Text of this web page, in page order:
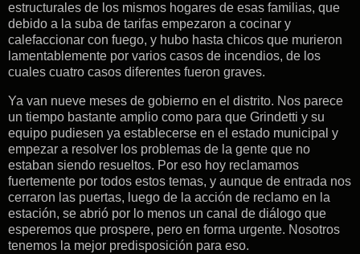
estructurales de los mismos hogares de esas familias, que
debido a la suba de tarifas empezaron a cocinar y
calefaccionar con fuego, y hubo hasta chicos que murieron
lamentablemente por varios casos de incendios, de los
cuales cuatro casos diferentes fueron graves.
Ya van nueve meses de gobierno en el distrito. Nos parece
un tiempo bastante amplio como para que Grindetti y su
equipo pudiesen ya establecerse en el estado municipal y
empezar a resolver los problemas de la gente que no
estaban siendo resueltos. Por eso hoy reclamamos
fuertemente por todos estos temas, y aunque de entrada nos
cerraron las puertas, luego de la acción de reclamo en la
estación, se abrió por lo menos un canal de diálogo que
esperemos que prospere, pero en forma urgente. Nosotros
tenemos la mejor predisposición para eso.